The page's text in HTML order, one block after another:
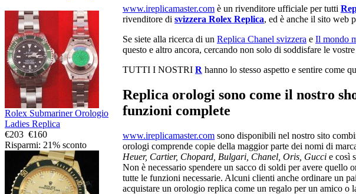
Rolex Submariner Orologio
Ladies Replica
€203 €160
Risparmi: 21% sconto
www.ireplicamaster.com è un rivenditore ufficiale per tutti
rivenditore di svizzera Rolex Replica, ed è anche il sito web
Se siete alla ricerca di un Replica Chanel svizzera e Il mondo
questo e altro ancora, cercando non solo di soddisfare le
TUTTI I NOSTRI R hanno lo stesso aspetto e sentire come
Replica orologi sono come il nostro
funzioni complete
www.ireplicamaster.com sono disponibili nel nostro sito
orologi comprende copie della maggior parte dei nomi di
Heuer, Cartier, Chopard, Bulgari, Chanel, Oris, Gucci e così
Non è necessario spendere un sacco di soldi per avere
tutte le funzioni necessarie. Alcuni clienti anche ordinare un
acquistare un orologio replica come un regalo per un amico o